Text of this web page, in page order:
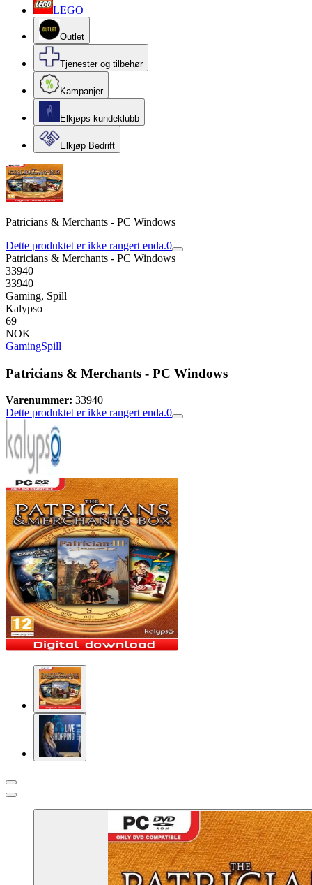
LEGO
Outlet
Tjenester og tilbehør
Kampanjer
Elkjøps kundeklubb
Elkjøp Bedrift
Patricians & Merchants - PC Windows
Dette produktet er ikke rangert enda.0
Patricians & Merchants - PC Windows
33940
33940
Gaming, Spill
Kalypso
69
NOK
GamingSpill
Patricians & Merchants - PC Windows
Varenummer: 33940
Dette produktet er ikke rangert enda.0